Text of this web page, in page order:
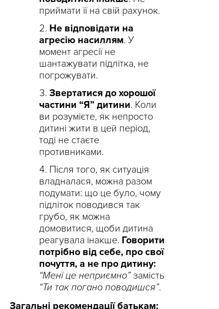
приймати її на свій рахунок.
Не відповідати на
агресію насиллям. У
момент агресії не
шантажувати підлітка, не
погрожувати.
Звертатися до хорошої
частини “Я” дитини. Коли
ви розумієте, як непросто
дитині жити в цей період,
тоді не стаєте
противниками.
Після того, як ситуація
владналася, можна разом
подумати: що це було, чому
підліток поводився так
грубо, як можна
домовитися, щоби дитина
реагувала інакше. Говорити
потрібно від себе, про свої
почуття, а не про дитину:
“Мені це неприємно”замість
“Ти так погано поводишся”.
Загальні рекомендації батькам: